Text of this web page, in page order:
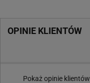
OPINIE KLIENTÓW
Pokaż opinie klientów